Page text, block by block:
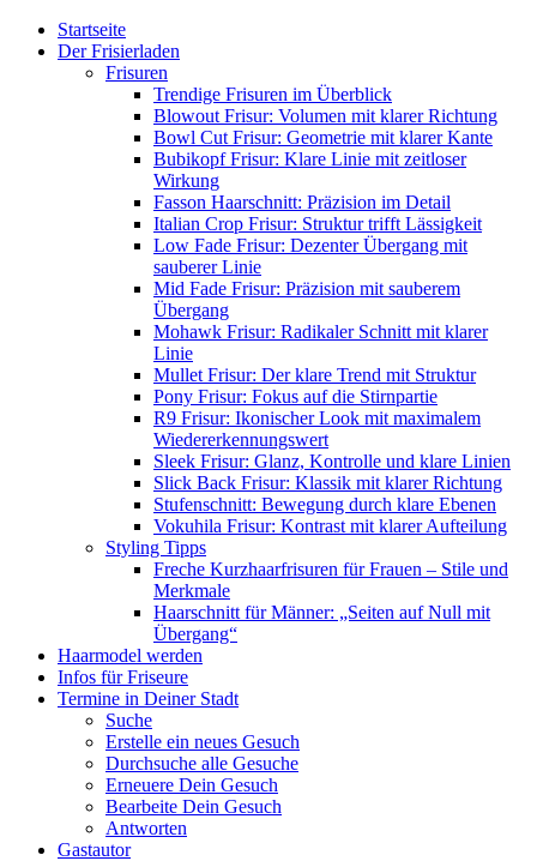
Startseite
Der Frisierladen
Frisuren
Trendige Frisuren im Überblick
Blowout Frisur: Volumen mit klarer Richtung
Bowl Cut Frisur: Geometrie mit klarer Kante
Bubikopf Frisur: Klare Linie mit zeitloser
Wirkung
Fasson Haarschnitt: Präzision im Detail
Italian Crop Frisur: Struktur trifft Lässigkeit
Low Fade Frisur: Dezenter Übergang mit
sauberer Linie
Mid Fade Frisur: Präzision mit sauberem
Übergang
Mohawk Frisur: Radikaler Schnitt mit klarer
Linie
Mullet Frisur: Der klare Trend mit Struktur
Pony Frisur: Fokus auf die Stirnpartie
R9 Frisur: Ikonischer Look mit maximalem
Wiedererkennungswert
Sleek Frisur: Glanz, Kontrolle und klare Linien
Slick Back Frisur: Klassik mit klarer Richtung
Stufenschnitt: Bewegung durch klare Ebenen
Vokuhila Frisur: Kontrast mit klarer Aufteilung
Styling Tipps
Freche Kurzhaarfrisuren für Frauen – Stile und
Merkmale
Haarschnitt für Männer: „Seiten auf Null mit
Übergang“
Haarmodel werden
Infos für Friseure
Termine in Deiner Stadt
Suche
Erstelle ein neues Gesuch
Durchsuche alle Gesuche
Erneuere Dein Gesuch
Bearbeite Dein Gesuch
Antworten
Gastautor